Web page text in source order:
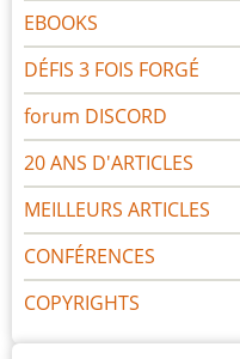
EBOOKS
DÉFIS 3 FOIS FORGÉ
forum DISCORD
20 ANS D'ARTICLES
MEILLEURS ARTICLES
CONFÉRENCES
COPYRIGHTS